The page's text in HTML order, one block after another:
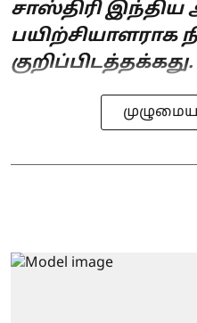
சாஸ்திரி
பயிற்சியாளராக
குறிப்பிடத்தக்கது.